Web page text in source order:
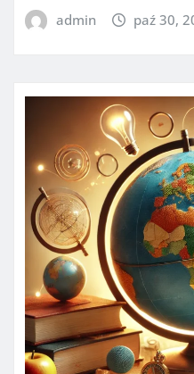
admin paź 30,